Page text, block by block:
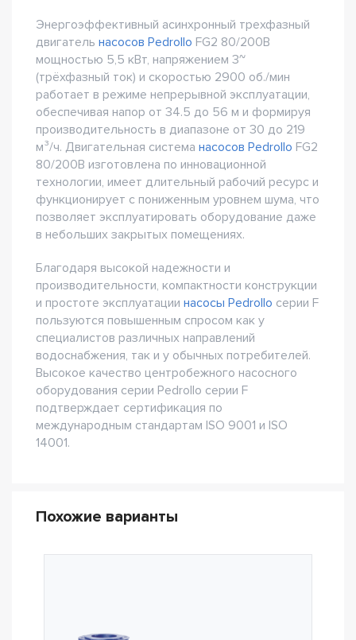
Энергоэффективный асинхронный трехфазный
двигатель насосов Pedrollo FG2 80/200B
мощностью 5,5 кВт, напряжением 3~
(трёхфазный ток) и скоростью 2900 об./мин
работает в режиме непрерывной эксплуатации,
обеспечивая напор от 34.5 до 56 м и формируя
производительность в диапазоне от 30 до 219
м³/ч. Двигательная система насосов Pedrollo FG2
80/200B изготовлена по инновационной
технологии, имеет длительный рабочий ресурс и
функционирует с пониженным уровнем шума, что
позволяет эксплуатировать оборудование даже
в небольших закрытых помещениях.
Благодаря высокой надежности и
производительности, компактности конструкции
и простоте эксплуатации насосы Pedrollo серии F
пользуются повышенным спросом как у
специалистов различных направлений
водоснабжения, так и у обычных потребителей.
Высокое качество центробежного насосного
оборудования серии Pedrollo серии F
подтверждает сертификация по
международным стандартам ISO 9001 и ISO
14001.
Похожие варианты